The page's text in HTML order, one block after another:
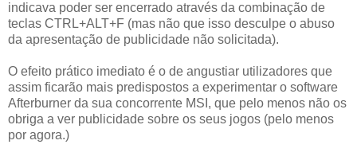
indicava poder ser encerrado através da combinação de
teclas CTRL+ALT+F (mas não que isso desculpe o abuso
da apresentação de publicidade não solicitada).
O efeito prático imediato é o de angustiar utilizadores que
assim ficarão mais predispostos a experimentar o software
Afterburner da sua concorrente MSI, que pelo menos não os
obriga a ver publicidade sobre os seus jogos (pelo menos
por agora.)